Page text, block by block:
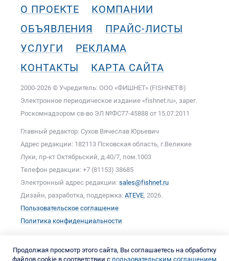
О ПРОЕКТЕ
КОМПАНИИ
ОБЪЯВЛЕНИЯ
ПРАЙС-ЛИСТЫ
УСЛУГИ
РЕКЛАМА
КОНТАКТЫ
КАРТА САЙТА
2000-2026 © Учредитель: ООО «ФИШНЕТ» (FISHNET®)
Электронное периодическое издание «fishnet.ru», зарег.
Роскомнадзором cв-во ЭЛ №ФС77-45888 от 15.07.2011
Главный редактор: Сухов Вячеслав Юрьевич
Адрес редакции: 182113 Псковская область, г.Великие
Луки, пр-кт Октябрьский, д.40/7, пом.1003
Телефон редакции: +7 (81153) 38685
Электронный адрес редакции: sales@fishnet.ru
Дизайн, разработка, поддержка: ATEVE, 2026.
Пользовательское соглашение
Политика конфиденциальности
Продолжая просмотр этого сайта, Вы соглашаетесь на обработку
файлов cookie в соответствии с пользовательским соглашением